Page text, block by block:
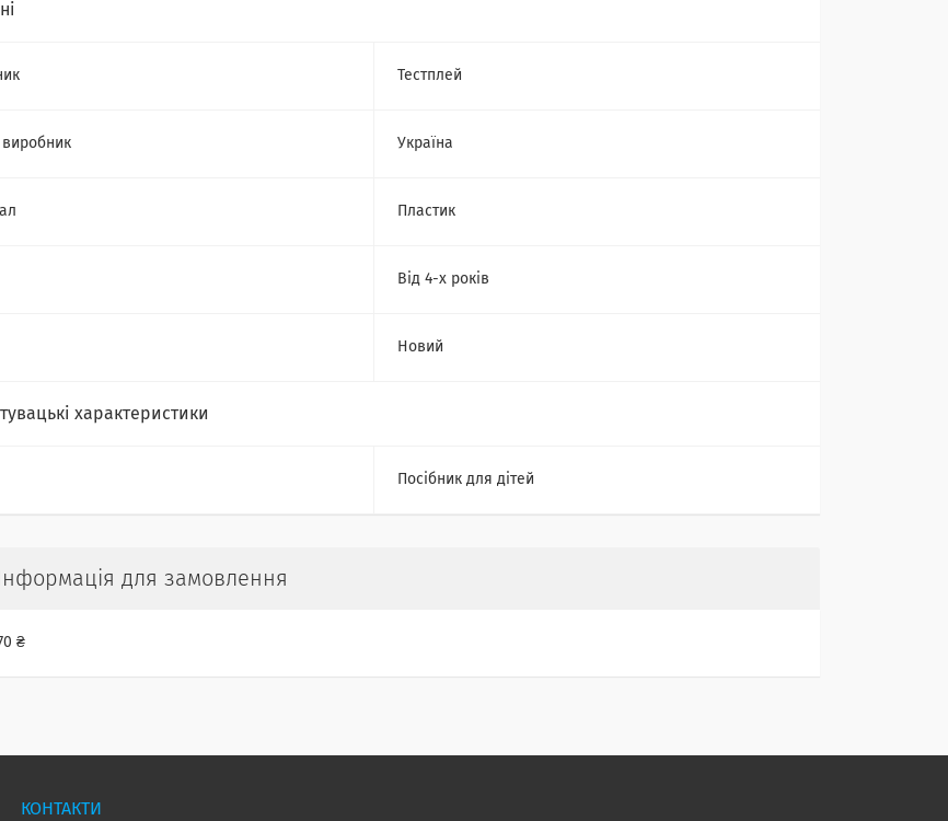
Тестплей
виробник Україна
Пластик
Від 4-х років
Новий
характеристики
Посібник для дітей
Інформація для замовлення
₴